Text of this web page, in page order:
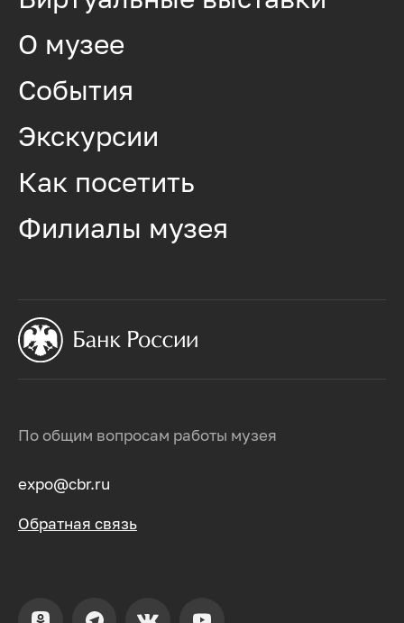
По общим вопросам работы музея
expo@cbr.ru
Обратная связь
О музее
События
Экскурсии
Как посетить
Филиалы музея